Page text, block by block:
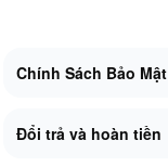
Chính Sách Bảo Mật
Đổi trả và hoàn tiền